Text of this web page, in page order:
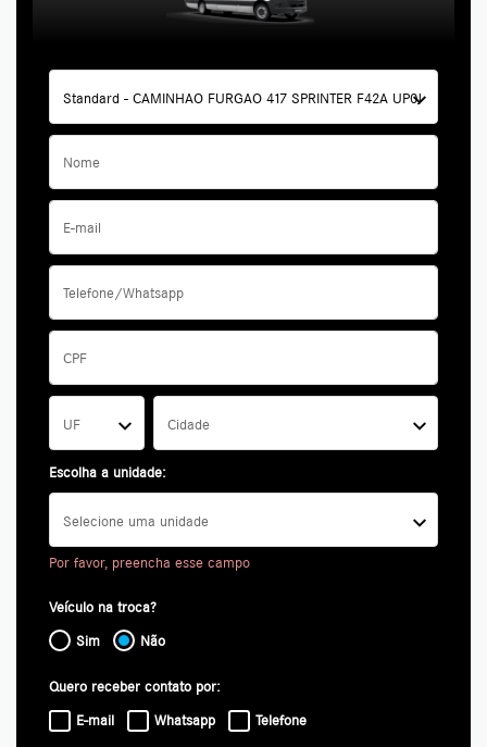
Standard - CAMINHAO FURGAO 417 SPRINTER F42A UP0J
UF Cidade
Escolha a unidade:
Selecione uma unidade
Por favor, preencha esse campo
Veículo na troca?
Sim
Não
Quero receber contato por:
E-mail
Whatsapp Telefone